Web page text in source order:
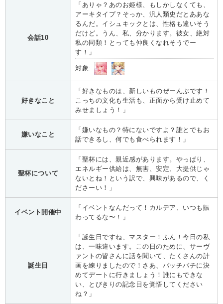
会話10
「ありゃ？あのお姫様、もしかしなくても、
アーキタイプ？そっか、汎人類史だとああな
るんだ。イシュキックとは、性格も違いそう
だけど。うん、私、分かります。彼女、絶対
私の同類！とっても仲良くなれそうでー
す！」
対象:
好きなこと
「好きなものは、新しいものぜーんぶです！
こっちの文化も生活も、正面から受け止めて
みせましょう！」
嫌いなこと
「嫌いなもの？特にないですよ？誰とでもお
話できるし、何でも食べられます！」
聖杯について
「聖杯には、親近感があります。やっぱり、
エネルギー供給は、無害、安定、大提供じゃ
ないとね！という訳で、興味があるので、く
ださーい！」
イベント開催中
「イベントなんだって！カルデア、いつも賑
わってるな〜！」
誕生日
「誕生日ですね、マスター！ふん！今日の私
は、一味違います。この日のために、サーヴ
ァントの皆さんに話を聞いて、たくさんの計
画を練りましたので！さあ、バッチバチに決
めてデートに行きましょう！誰にもできな
い、とびきりの記念日を覚悟してください
ね？」